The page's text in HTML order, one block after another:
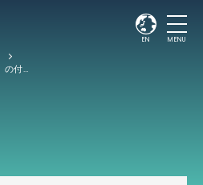
EN MENU
ストックオプション（新株予約権）の付与に関するお知らせ